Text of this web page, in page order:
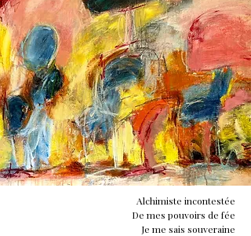
Alchimiste incontestée
De mes pouvoirs de fée
Je me sais souveraine